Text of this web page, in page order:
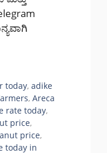
today,adike
, Areca
rate today,
price,
price,
today in